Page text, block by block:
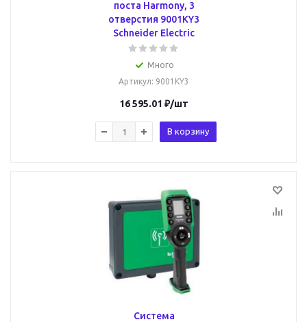
поста Harmony, 3
отверстия 9001KY3
Schneider Electric
Много
Артикул: 9001KY3
16 595.01 ₽/шт
В корзину
Система